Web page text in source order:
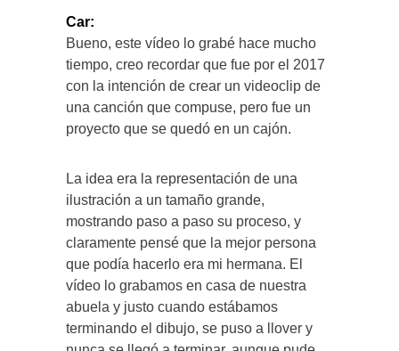
Car:
Bueno, este vídeo lo grabé hace mucho
tiempo, creo recordar que fue por el 2017
con la intención de crear un videoclip de
una canción que compuse, pero fue un
proyecto que se quedó en un cajón.
La idea era la representación de una
ilustración a un tamaño grande,
mostrando paso a paso su proceso, y
claramente pensé que la mejor persona
que podía hacerlo era mi hermana. El
vídeo lo grabamos en casa de nuestra
abuela y justo cuando estábamos
terminando el dibujo, se puso a llover y